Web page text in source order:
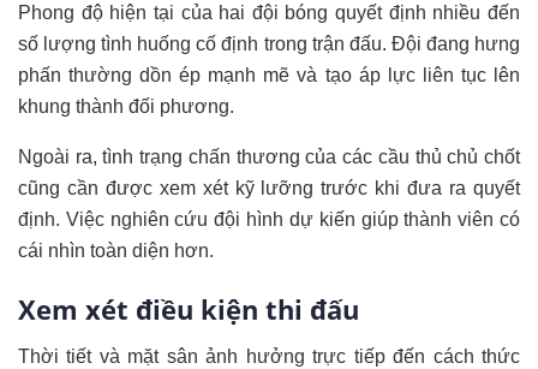
Phong độ hiện tại của hai đội bóng quyết định nhiều đến
số lượng tình huống cố định trong trận đấu. Đội đang hưng
phấn thường dồn ép mạnh mẽ và tạo áp lực liên tục lên
khung thành đối phương.
Ngoài ra, tình trạng chấn thương của các cầu thủ chủ chốt
cũng cần được xem xét kỹ lưỡng trước khi đưa ra quyết
định. Việc nghiên cứu đội hình dự kiến giúp thành viên có
cái nhìn toàn diện hơn.
Xem xét điều kiện thi đấu
Thời tiết và mặt sân ảnh hưởng trực tiếp đến cách thức